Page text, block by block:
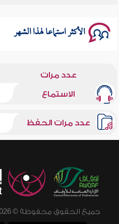
الأكثر استماعا لهذا الشهر
عدد مرات
الاستماع
عدد مرات الحفظ
جميع الحقوق محفوظة © 2026 - 1998 لشبكة إسلام ويب